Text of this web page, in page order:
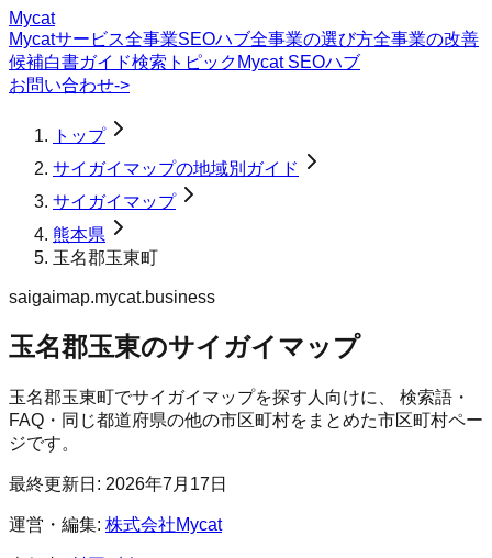
Mycat
Mycatサービス全事業SEOハブ全事業の選び方全事業の改善
候補白書ガイド検索トピック Mycat SEOハブ
お問い合わせ->
トップ
サイガイマップの地域別ガイド
サイガイマップ
熊本県
玉名郡玉東町
saigaimap.mycat.business
玉名郡玉東のサイガイマップ
玉名郡玉東町でサイガイマップを探す人向けに、 検索語・
FAQ・同じ都道府県の他の市区町村をまとめた市区町村ペー
ジです。
最終更新日: 2026年7月17日
運営・編集: 株式会社Mycat